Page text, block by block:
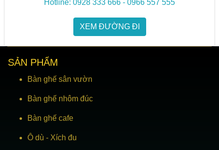
Hotline: 0928 333 666 - 0966 557 555
XEM ĐƯỜNG ĐI
SẢN PHẨM
Bàn ghế sân vườn
Bàn ghế nhôm đúc
Bàn ghế cafe
Ô dù - Xích đu